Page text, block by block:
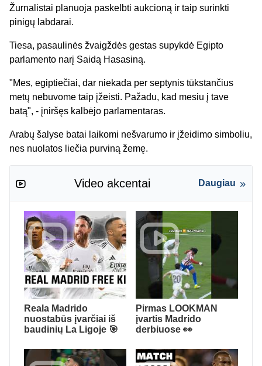
Žurnalistai planuoja paskelbti aukcioną ir taip surinkti
pinigų labdarai.
Tiesa, pasaulinės žvaigždės gestas supykdė Egipto
parlamento narį Saidą Hasasiną.
"Mes, egiptiečiai, dar niekada per septynis tūkstančius
metų nebuvome taip įžeisti. Pažadu, kad mesiu į tave
batą", - įniršęs kalbėjo parlamentaras.
Arabų šalyse batai laikomi nešvarumo ir įžeidimo simboliu,
nes nuolatos liečia purviną žemę.
Video akcentai Daugiau
Reala Madrido
nuostabūs įvarčiai iš
baudinių La Ligoje 🎯
Pirmas LOOKMAN
įvartis Madrido
derbiuose 👀